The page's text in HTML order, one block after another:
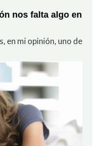
nos falta algo en
en mi opinión, uno de